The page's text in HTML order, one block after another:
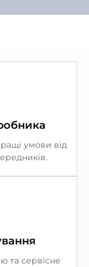
умови від
та сервісне